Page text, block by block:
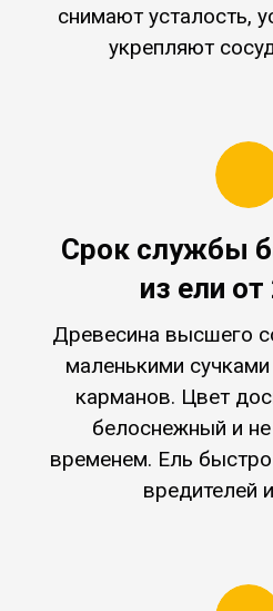
снимают усталость,
укрепляют
Срок службы
из ели от
Древесина высшего
маленькими
карманов. Цвет
белоснежный и
временем. Ель быстро
вредителей